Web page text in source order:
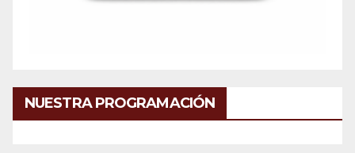
NUESTRA PROGRAMACIÓN